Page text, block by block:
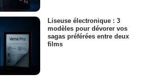
Liseuse électronique : 3
modèles pour dévorer vos
sagas préférées entre deux
films